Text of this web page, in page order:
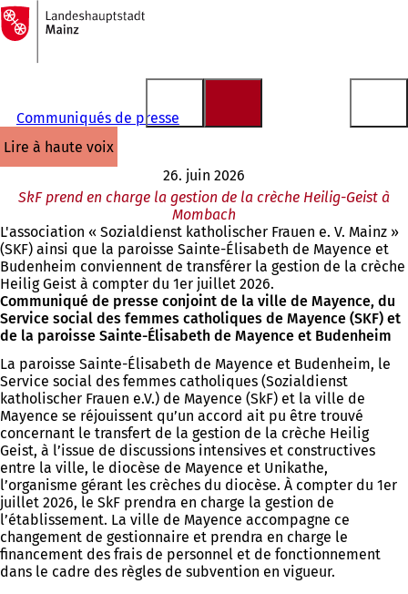
Accéder au contenu
Vers
la
page
d'accueil
Communiqués de presse
lire à haute voix
26. juin 2026
SkF prend en charge la gestion de la crèche Heilig-Geist à
Mombach
L'association « Sozialdienst katholischer Frauen e. V. Mainz »
(SKF) ainsi que la paroisse Sainte-Élisabeth de Mayence et
Budenheim conviennent de transférer la gestion de la crèche
Heilig Geist à compter du 1er juillet 2026.
Communiqué de presse conjoint de la ville de Mayence, du
Service social des femmes catholiques de Mayence (SKF) et
de la paroisse Sainte-Élisabeth de Mayence et Budenheim
La paroisse Sainte-Élisabeth de Mayence et Budenheim, le
Service social des femmes catholiques (Sozialdienst
katholischer Frauen e.V.) de Mayence (SkF) et la ville de
Mayence se réjouissent qu’un accord ait pu être trouvé
concernant le transfert de la gestion de la crèche Heilig
Geist, à l’issue de discussions intensives et constructives
entre la ville, le diocèse de Mayence et Unikathe,
l’organisme gérant les crèches du diocèse. À compter du 1er
juillet 2026, le SkF prendra en charge la gestion de
l’établissement. La ville de Mayence accompagne ce
changement de gestionnaire et prendra en charge le
financement des frais de personnel et de fonctionnement
dans le cadre des règles de subvention en vigueur.